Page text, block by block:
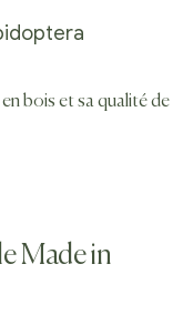
bois et sa qualité de
Made in